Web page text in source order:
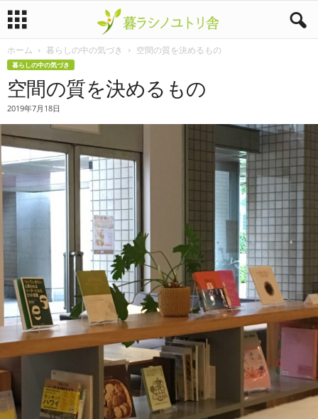
暮
ノ
リ
ホーム 暮らしの中の気づき 空間の質を決めるもの
暮らしの中の気づき
空間の質を決めるもの
2019年7月18日